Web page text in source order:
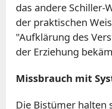
das andere Schiller-
der praktischen
"Aufklärung des
der Erziehung
Missbrauch mit
Die Bistümer halten